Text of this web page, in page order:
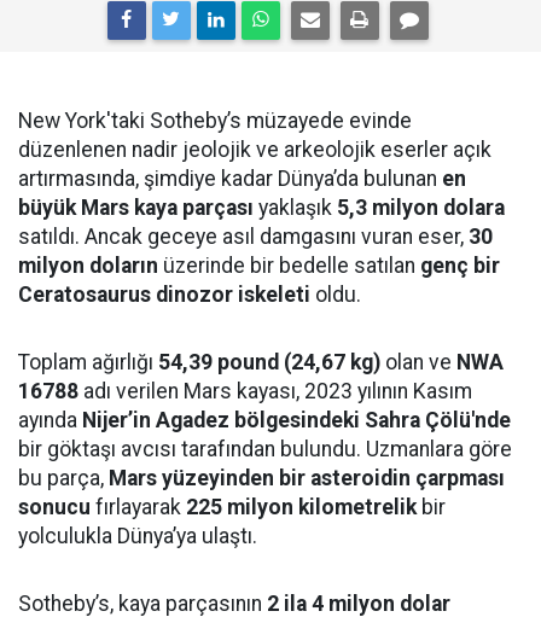
New York'taki Sotheby’s müzayede evinde
düzenlenen nadir jeolojik ve arkeolojik eserler açık
artırmasında, şimdiye kadar Dünya’da bulunan en
büyük Mars kaya parçası yaklaşık 5,3 milyon dolara
satıldı. Ancak geceye asıl damgasını vuran eser, 30
milyon doların üzerinde bir bedelle satılan genç bir
Ceratosaurus dinozor iskeleti oldu.
Toplam ağırlığı 54,39 pound (24,67 kg) olan ve NWA
16788 adı verilen Mars kayası, 2023 yılının Kasım
ayında Nijer’in Agadez bölgesindeki Sahra Çölü'nde
bir göktaşı avcısı tarafından bulundu. Uzmanlara göre
bu parça, Mars yüzeyinden bir asteroidin çarpması
sonucu fırlayarak 225 milyon kilometrelikbir
yolculukla Dünya’ya ulaştı.
Sotheby’s, kaya parçasının 2 ila 4 milyon dolar